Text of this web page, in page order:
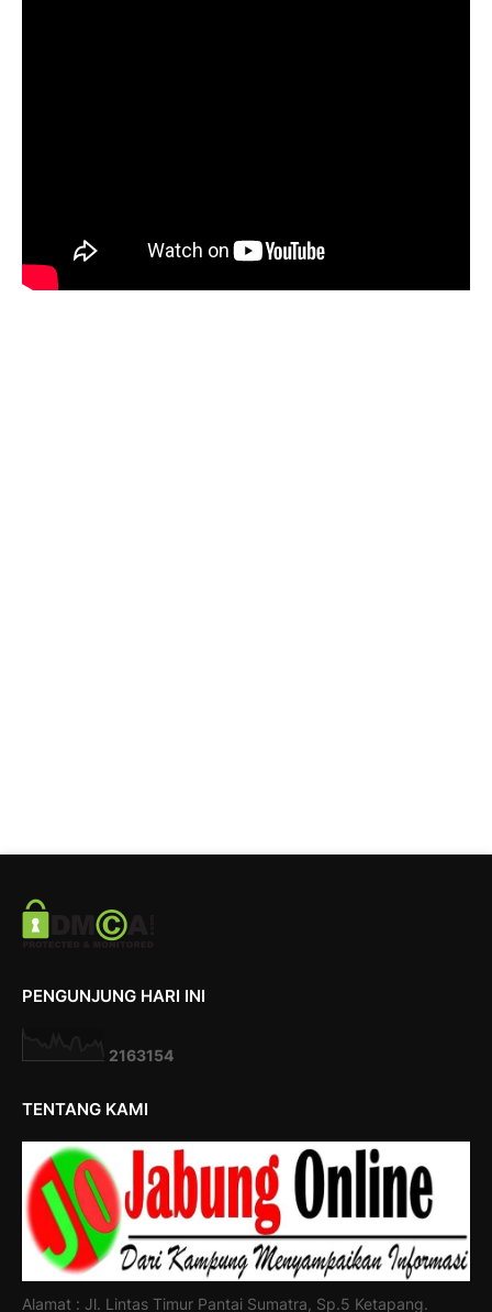
PENGUNJUNG HARI INI
2163154
TENTANG KAMI
Alamat : Jl. Lintas Timur Pantai Sumatra, Sp.5 Ketapang.